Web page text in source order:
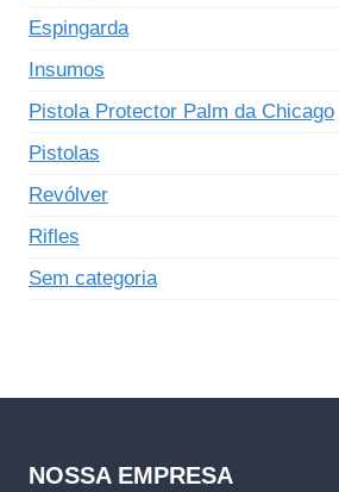
Espingarda
Insumos
Pistola Protector Palm da Chicago
Pistolas
Revólver
Rifles
Sem categoria
NOSSA EMPRESA